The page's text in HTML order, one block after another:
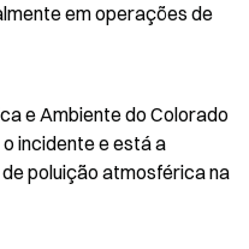
em operações de
e Ambiente do Colorado
incidente e está a
poluição atmosférica na